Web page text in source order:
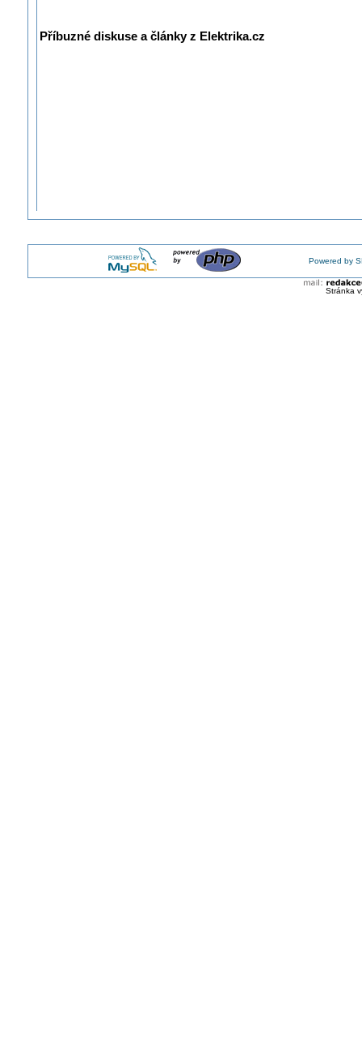
Příbuzné diskuse a články z Elektrika.cz
Powered by
Stránka